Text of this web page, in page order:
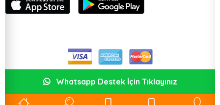
Whatsapp Destek İçin Tıklayınız